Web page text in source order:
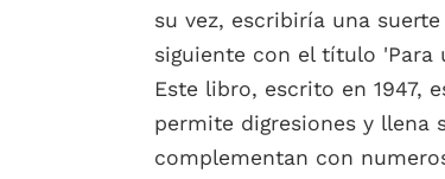
su vez, escribiría una
siguiente con el título 'Para
Este libro, escrito en 1947,
permite digresiones y llena
complementan con